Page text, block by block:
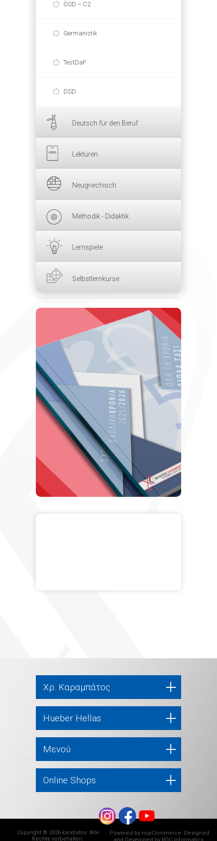
ÖSD – C2
Germanistik
TestDaF
DSD
Deutsch für den Beruf
Lektüren
Neugriechisch
Methodik - Didaktik
Lernspiele
Selbstlernkurse
Χρ. Καραμπάτος
Hueber Hellas
Μενού
Online Shops
Copyright © 2026 karabatos. Alle
Rechte vorbehalten.
Powered by nopCommerce. Designed